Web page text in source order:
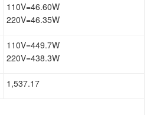
110V=46.60W
220V=46.35W
110V=449.7W
220V=438.3W
1,537.17